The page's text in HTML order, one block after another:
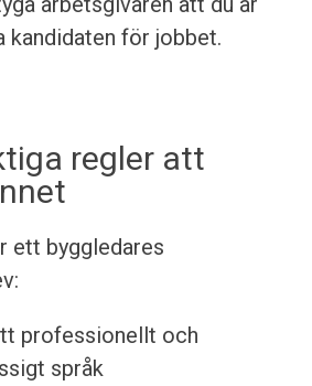
kandidaten för jobbet.
regler att
ett byggledares
professionellt och
språk